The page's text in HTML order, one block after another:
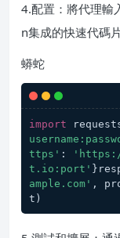
4.配置：將代理輸
n集成的快速代碼
蟒蛇
import
ttps' :
'https://
t.io:port'
ample.com' ,
t)